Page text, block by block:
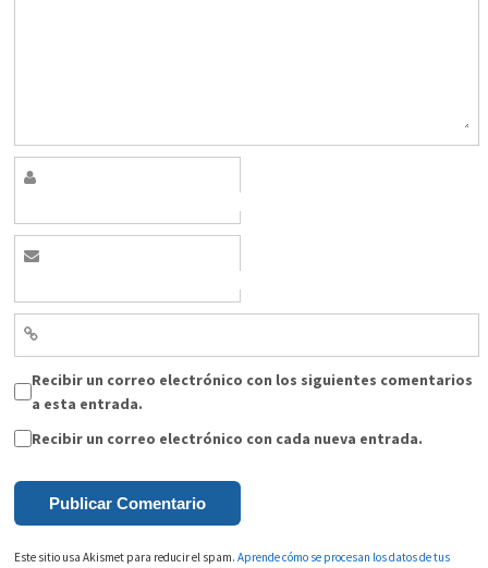
Recibir un correo electrónico con los siguientes comentarios
a esta entrada.
Recibir un correo electrónico con cada nueva entrada.
Este sitio usa Akismet para reducir el spam.Aprende cómo se procesan los datos de tus